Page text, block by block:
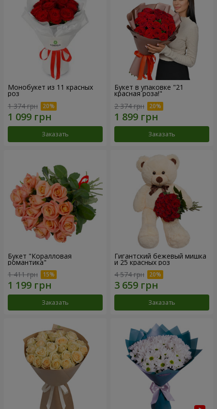
Монобукет из 11 красных
роз
1 374 грн
Заказать
Букет в упаковке "21
красная роза!"
2 374 грн
Заказать
Букет "Коралловая
романтика"
1 411 грн
Заказать
Гигантский бежевый мишка
и 25 красных роз
4 574 грн
Заказать